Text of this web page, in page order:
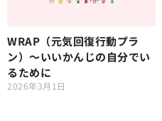
WRAP（元気回復行動プラ
ン）〜いいかんじの自分でい
るために
2026年3月1日